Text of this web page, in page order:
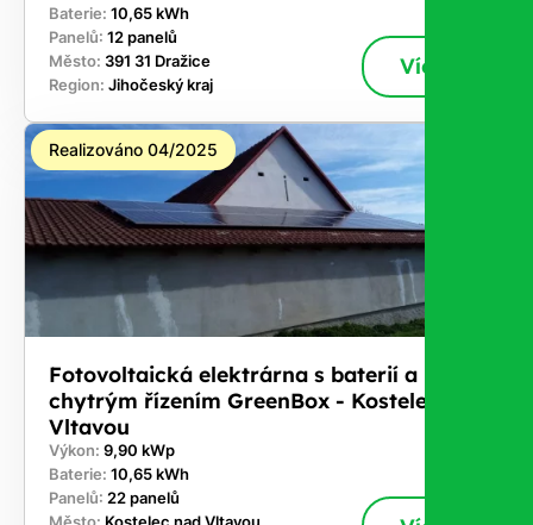
Baterie: 10,65 kWh
Panelů: 12 panelů
Město: 391 31 Dražice
Region: Jihočeský kraj
Více
Realizováno 04/2025
Fotovoltaická elektrárna s baterií a
chytrým řízením GreenBox - Kostelec nad
Vltavou
Výkon: 9,90 kWp
Baterie: 10,65 kWh
Panelů: 22 panelů